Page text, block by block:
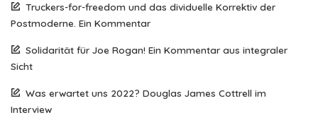
Truckers-for-freedom und das dividuelle Korrektiv der
Postmoderne. Ein Kommentar
Solidarität für Joe Rogan! Ein Kommentar aus integraler
Sicht
Was erwartet uns 2022? Douglas James Cottrell im
Interview